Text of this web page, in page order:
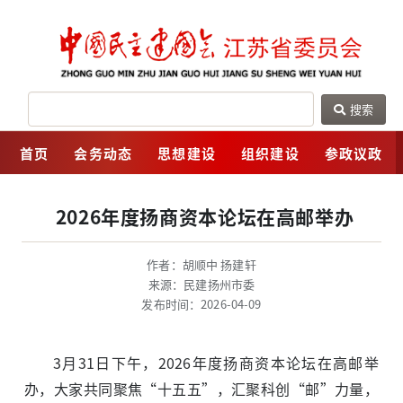
网
搜索
首页 会务动态 思想建设 组织建设 参政议政
2026年度扬商资本论坛在高邮举办
作者：胡顺中 扬建轩
来源：民建扬州市委
发布时间：2026-04-09
3月31日下午，2026年度扬商资本论坛在高邮举
办，大家共同聚焦“十五五”，汇聚科创“邮”力量，